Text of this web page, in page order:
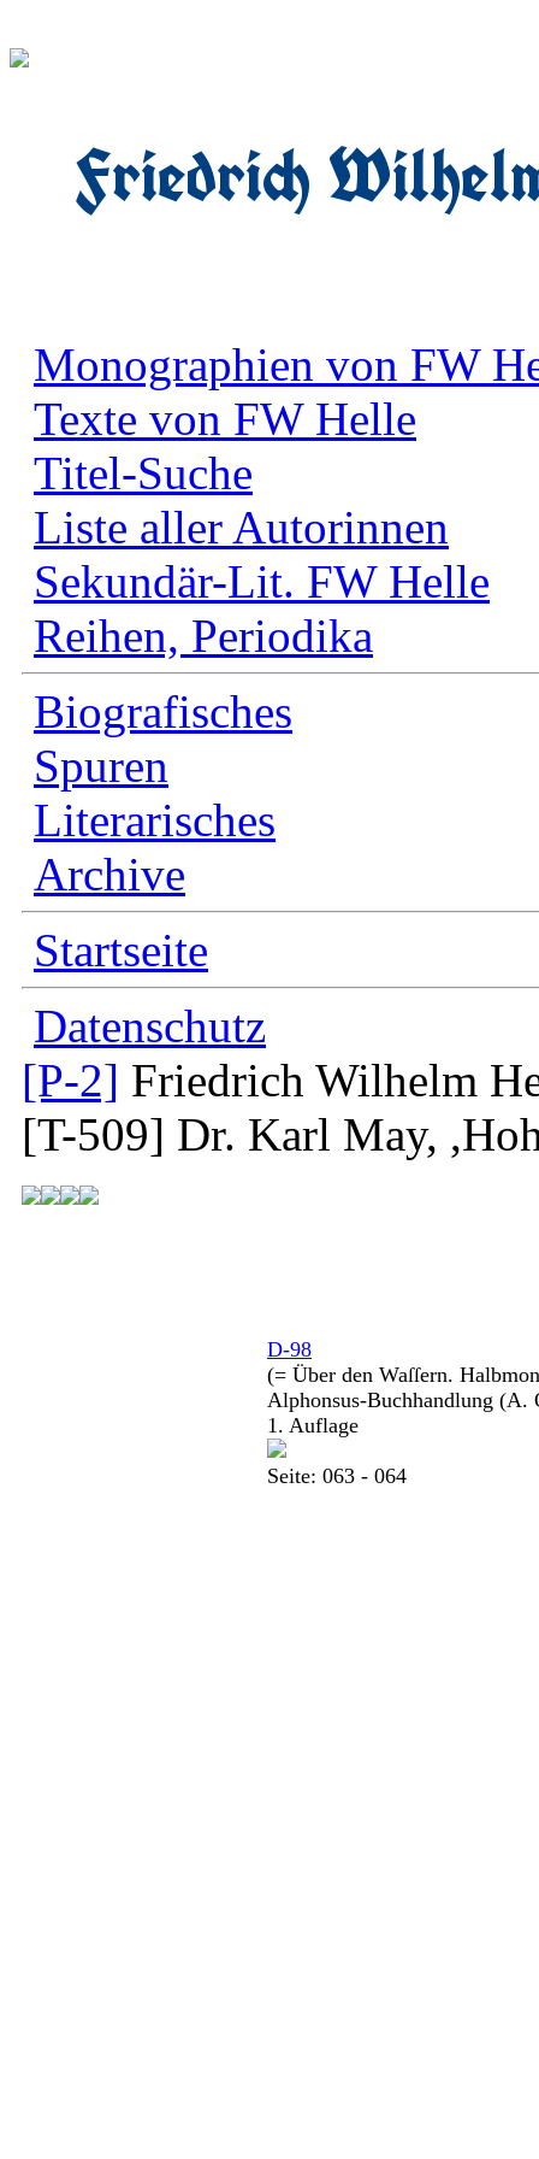
Friedrich
Monographien von FW
Texte von FW Helle
Titel-Suche
Liste aller Autorinnen
Sekundär-Lit. FW Helle
Reihen, Periodika
Biografisches
Spuren
Literarisches
Archive
Startseite
Datenschutz
[P-2] Friedrich Wilhelm
[T-509] Dr. Karl May,
D-98
(= Über den Waſſern.
Alphonsus-Buchhandlung (A.
1. Auflage
Seite: 063 - 064